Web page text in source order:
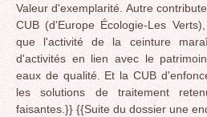
Valeur d'exemplarité. Autre
CUB (d'Europe Écologie-Les
que l'activité de la ceinture
d'activités en lien avec le
eaux de qualité. Et la CUB
les solutions de traitement
faisantes.}} {{Suite du dossier une